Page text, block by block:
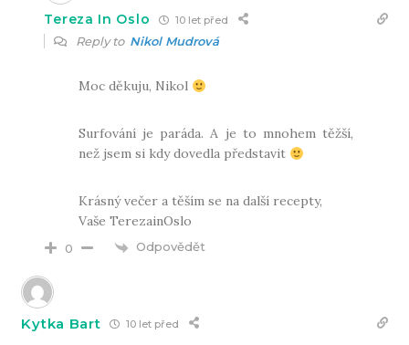
Tereza In Oslo 10 let před
Reply to Nikol Mudrová
Moc děkuju, Nikol
Surfování je paráda. A je to mnohem těžší,
než jsem si kdy dovedla představit
Krásný večer a těším se na další recepty,
Vaše TerezainOslo
0 Odpovědět
Kytka Bart 10 let před